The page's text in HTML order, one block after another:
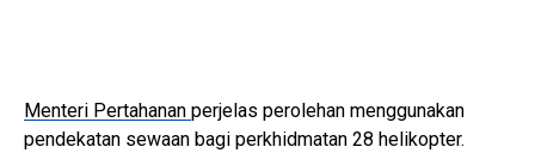
Menteri Pertahanan perjelas perolehan menggunakan
pendekatan sewaan bagi perkhidmatan 28 helikopter.